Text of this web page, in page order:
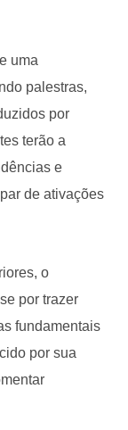
uma
palestras,
por
terão a
e
de ativações
o
por trazer
fundamentais
por sua